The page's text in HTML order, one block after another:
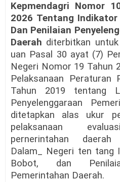
Kepmendagri Nomor
2026 Tentang
Dan Penilaian
Daerah diterbitkan
uan Pasal 30 ayat (7)
Negeri Nomor 19 Tahun
Pelaksanaan Peraturan
Tahun 2019 tentang
Penyelenggaraan
ditetapkan alas ukur
pelaksanaan
pernerintahan
Dalam_ Negeri ten tang
Bobot, dan
Pemerintahan Daerah.